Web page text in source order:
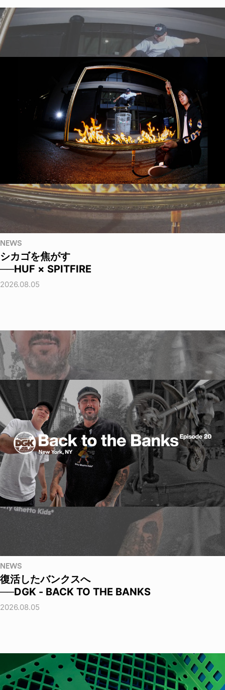
NEWS
シカゴを焦がす
──HUF × SPITFIRE
2026.08.05
NEWS
復活したバンクスへ
──DGK - BACK TO THE BANKS
2026.08.05